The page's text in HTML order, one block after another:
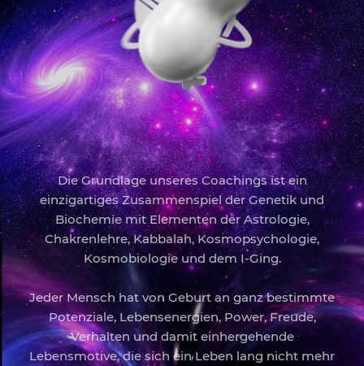
Die Grundlage unseres Coachings ist ein
einzigartiges Zusammenspiel der Genetik und
Biochemie mit Elementen der Astrologie,
Chakrenlehre, Kabbalah, Kosmopsychologie,
Kosmobiologie und dem I-Ging.
Jeder Mensch hat von Geburt an ganz bestimmte
Potenziale, Lebensenergien, Power, Freude,
Verhalten und damit einhergehende
Lebensmotive, die sich ein Leben lang nicht mehr